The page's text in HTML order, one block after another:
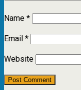
Name*
Email*
Website